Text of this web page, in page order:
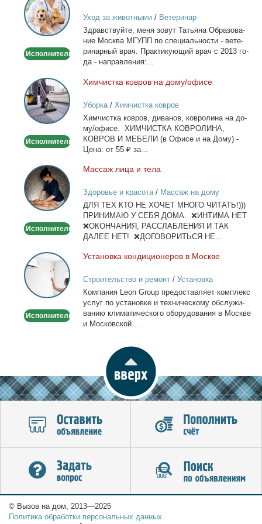
врач
-
Выезд
дом
Исполнитель
Уход за животными/ Ветеринар
Здрав­ствуй­те, ме­ня зо­вут Та­тья­на Об­ра­зо­ва­
ние Москва МГУПП по спе­ци­аль­но­сти - ве­те­
ри­нар­ный врач. Прак­ти­ку­ю­щий врач с 2013 го­
да - на­прав­ле­ния:...
Химчистка
ковров
на
дому/
Исполнитель
Хим­чист­ка ков­ров на до­му/офи­се
Уборка/ Химчистка ковров
Хим­чист­ка ков­ров, ди­ва­нов, ков­ро­ли­на на до­
му/офи­се. ХИМЧИСТКА КОВРОЛИНА,
КОВРОВ И МЕБЕЛИ (в Офи­се и на До­му) -
Це­на: от 55 ₽ за...
Массаж
лица
и
тела
Исполнитель
Мас­саж ли­ца и те­ла
Здоровье и красота/ Массаж на дому
ДЛЯ ТЕХ КТО НЕ ХОЧЕТ МНОГО ЧИТАТЬ!)))
ПРИНИМАЮ У СЕБЯ ДОМА. ❌ИНТИМА НЕТ
❌ОКОНЧАНИЯ, РАССЛАБЛЕНИЯ И ТАК
ДАЛЕЕ НЕТ! ❌ДОГОВОРИТЬСЯ НЕ...
Установка
кондиционеров
в
Москве
Исполнитель
Уста­нов­ка кон­ди­ци­о­не­ров в Москве
Строительство и ремонт/ Установка
кондиционеров
Ком­па­ния Leon Group предо­став­ля­ет ком­плекс
услуг по уста­нов­ке и тех­ни­че­ско­му об­слу­жи­
ва­нию кли­ма­ти­че­ско­го обо­ру­до­ва­ния в Москве
и Мос­ков­ской...
© Вызов на дом, 2013—2025
Политика обработки персональных данных